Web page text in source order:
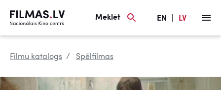
Meklēt EN LV
Filmu katalogs Spēlfilmas